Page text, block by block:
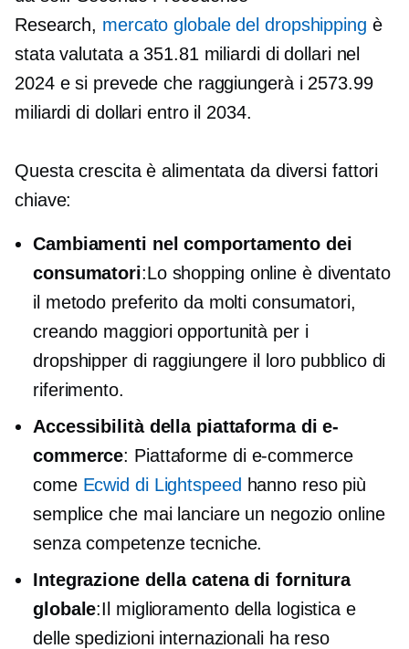
Research, mercato globale del dropshipping è
stata valutata a 351.81 miliardi di dollari nel
2024 e si prevede che raggiungerà i 2573.99
miliardi di dollari entro il 2034.
Questa crescita è alimentata da diversi fattori
chiave:
Cambiamenti nel comportamento dei
consumatori:Lo shopping online è diventato
il metodo preferito da molti consumatori,
creando maggiori opportunità per i
dropshipper di raggiungere il loro pubblico di
riferimento.
Accessibilità della piattaforma di e-
commerce: Piattaforme di e-commerce
come Ecwid di Lightspeed hanno reso più
semplice che mai lanciare un negozio online
senza competenze tecniche.
Integrazione della catena di fornitura
globale:Il miglioramento della logistica e
delle spedizioni internazionali ha reso